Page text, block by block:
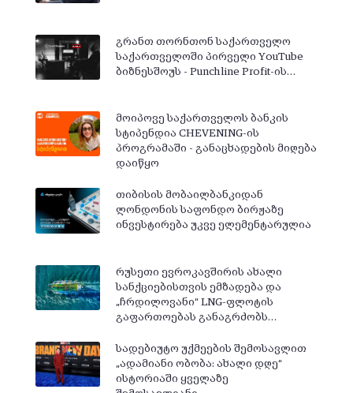
გრანთ თორნთონ საქართველო
საქართველოში პირველი YouTube
ბიზნესშოუს - Punchline Profit-ის…
მოიპოვე საქართველოს ბანკის
სტიპენდია CHEVENING-ის
პროგრამაში - განაცხადების მიღება
დაიწყო
თიბისის მობაილბანკიდან
ლონდონის საფონდო ბირჟაზე
ინვესტირება უკვე ელემენტარულია
რუსეთი ევროკავშირის ახალი
სანქციებისთვის ემზადება და
„ჩრდილოვანი“ LNG-ფლოტის
გაფართოებას განაგრძობს…
სადებიუტო უქმეების შემოსავლით
„ადამიანი ობობა: ახალი დღე“
ისტორიაში ყველაზე